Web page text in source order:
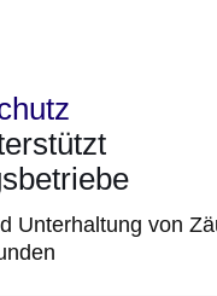
Unterhaltung von